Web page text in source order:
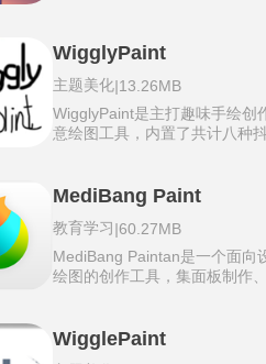
中的比例和结构偏差。最新版
型还提供三维参照物，辅助练
跨平台覆盖iOS、Android和Mac
离线运行无需网络连接即可使用
地功能。
过与AI对话即可完成图像的微调
片段的无缝延长以及对象的增
提示词的标签化设计，能快速调
资产作为参考。媒体管理界面
化，支持大、小网格预览和批量
建分组，形成清晰的资产结构。
竖屏视频制作，适配社交媒体平
布需求。可拼接多个8秒片段创
场景，还能调整光照、改变镜头
以及在场景中插入或移除对象
WigglyPaint
主题美化|13.26MB
WigglyPaint是主打趣味手绘创
意绘图工具，内置了共计八种
则的手绘式偏移。着色系统采用
与背景色双层预设调色板，同时
RGB十六进制数值直接输入通
颜色编号点击应用即可替换画笔
WigglyPaint手机版的画布底部
幅画面时使用清除指令一键重置
创作完成后通过动画GIF导出通
MediBang Paint
教育学习|60.27MB
MediBang Paintan是一个面向
绘图的创作工具，集面板制作、
刷资源，包含八十余种铅笔类型
准塑造线条与质感，并配备多
WigglePaint